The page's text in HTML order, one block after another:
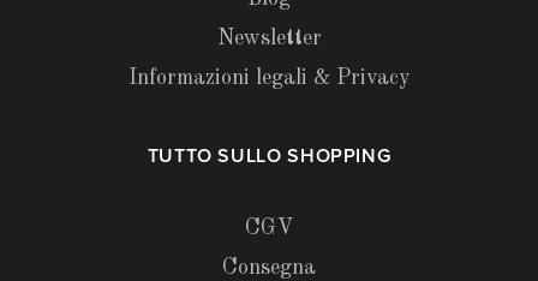
Newsletter
Informazioni legali & Privacy
TUTTO SULLO SHOPPING
CGV
Consegna